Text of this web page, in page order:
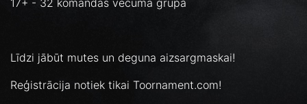
17+ - 32 komandas vecuma grupā
Līdzi jābūt mutes un deguna aizsargmaskai!
Reģistrācija notiek tikai Toornament.com!